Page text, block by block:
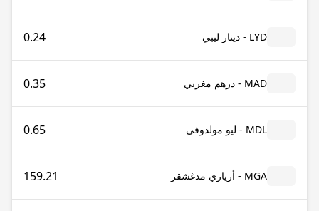
LYD - دينار ليبي 0.24
MAD - درهم مغربي 0.35
MDL - ليو مولدوفي 0.65
MGA - أرياري مدغشقر 159.21